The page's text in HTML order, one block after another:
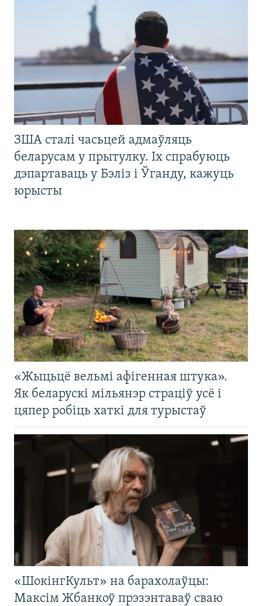
ЗША сталі часьцей адмаўляць
беларусам у прытулку. Іх спрабуюць
дэпартаваць у Бэліз і Ўганду, кажуць
юрысты
«Жыцьцё вельмі афігенная штука».
Як беларускі мільянэр страціў усё і
цяпер робіць хаткі для турыстаў
«ШокінгКульт» на барахолаўцы:
Максім Жбанкоў прэзэнтаваў сваю